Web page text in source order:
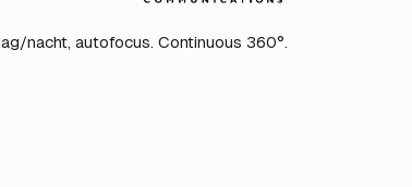
nacht, autofocus. Continuous 360°.